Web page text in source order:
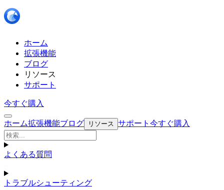
ホーム
拡張機能
ブログ
リソース
サポート
今すぐ購入
ホーム拡張機能ブログ リソース サポート 今すぐ購入
よくある質問
トラブルシューティング